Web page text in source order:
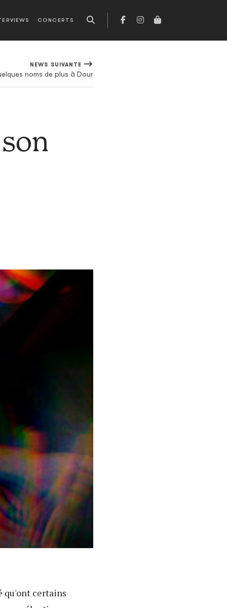
CONCERTS
NEWS SUIVANTE
noms de plus à Dour
qu'ont certains